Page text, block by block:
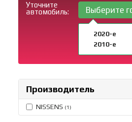
Уточните
автомобиль:
Выберите
2020-е
2010-е
Производитель
NISSENS (1)